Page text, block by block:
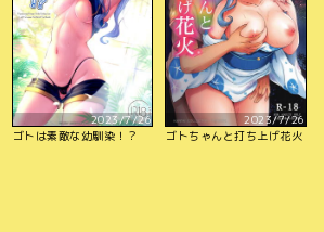
2023/7/26
ゴトは素敵な幼馴染！？
2023/7/26
ゴトちゃんと打ち上げ花火